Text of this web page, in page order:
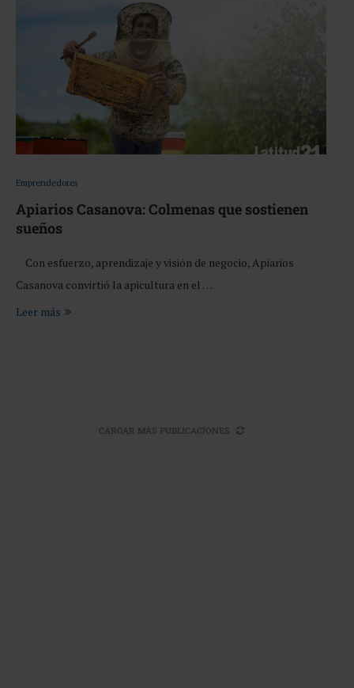
Emprendedores
Apiarios Casanova: Colmenas que sostienen
sueños
Con esfuerzo, aprendizaje y visión de negocio, Apiarios
Casanova convirtió la apicultura en el …
Leer más
CARGAR MÁS PUBLICACIONES